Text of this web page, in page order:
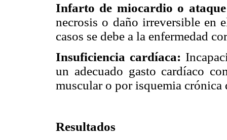
Infarto de miocardio o
necrosis o daño irreversible en
casos se debe a la enfermedad
Insuficiencia cardíaca:
un adecuado gasto cardíaco
muscular o por isquemia crónica
Resultados